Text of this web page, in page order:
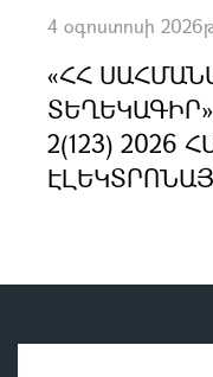
4 օգոստոսի
«ՀՀ
2(123) 2026